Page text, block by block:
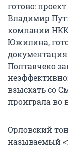
готово:
Владимир
компании НКК
Южилина,
Полтавчеко
взыскать со
проиграла во
Орловский
называемый